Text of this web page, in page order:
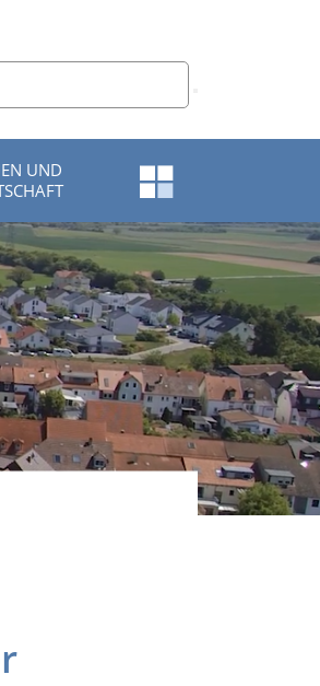
UND
Schnellzugriff-
Menü
öffnen